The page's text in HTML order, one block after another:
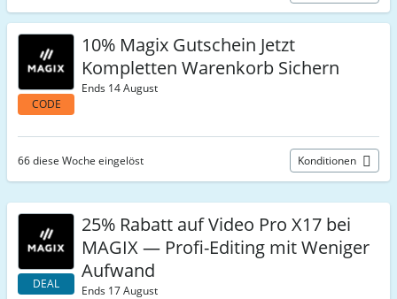
CODE
10% Magix Gutschein Jetzt
Kompletten Warenkorb Sichern
Ends 14 August
66 diese Woche eingelöst Konditionen
DEAL
25% Rabatt auf Video Pro X17 bei
MAGIX — Profi-Editing mit Weniger
Aufwand
Ends 17 August